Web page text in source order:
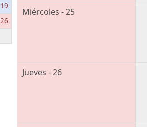
19
26
Miércoles - 25
Jueves - 26